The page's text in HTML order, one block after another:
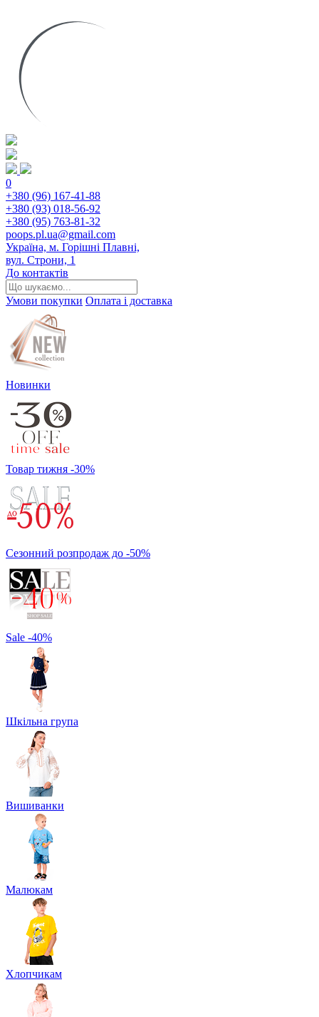
0
+380 (96) 167-41-88
+380 (93) 018-56-92
+380 (95) 763-81-32
poops.pl.ua@gmail.com
Україна, м. Горішні Плавні,
вул. Строни, 1
До контактів
Умови покупки Оплата і доставка
Новинки
Товар тижня -30%
Сезонний розпродаж до -50%
Sale -40%
Шкільна група
Вишиванки
Малюкам
Хлопчикам